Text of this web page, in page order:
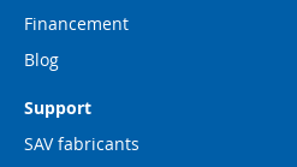
Financement
Blog
Support
SAV fabricants